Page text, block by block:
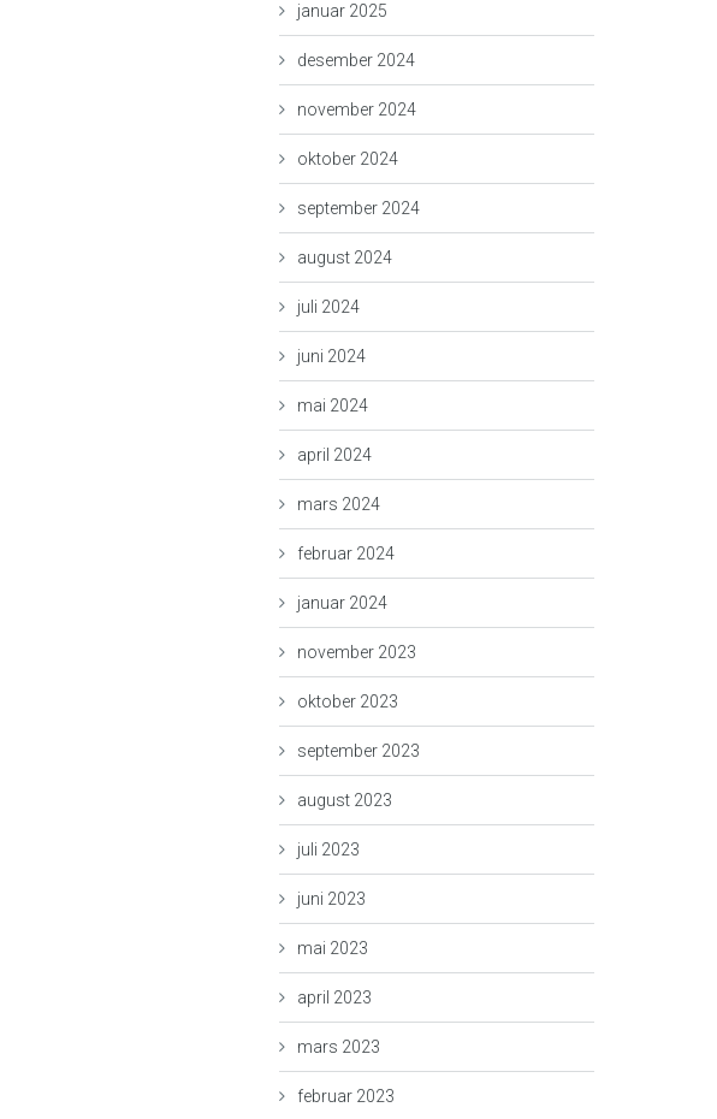
januar 2025
desember 2024
november 2024
oktober 2024
september 2024
august 2024
juli 2024
juni 2024
mai 2024
april 2024
mars 2024
februar 2024
januar 2024
november 2023
oktober 2023
september 2023
august 2023
juli 2023
juni 2023
mai 2023
april 2023
mars 2023
februar 2023